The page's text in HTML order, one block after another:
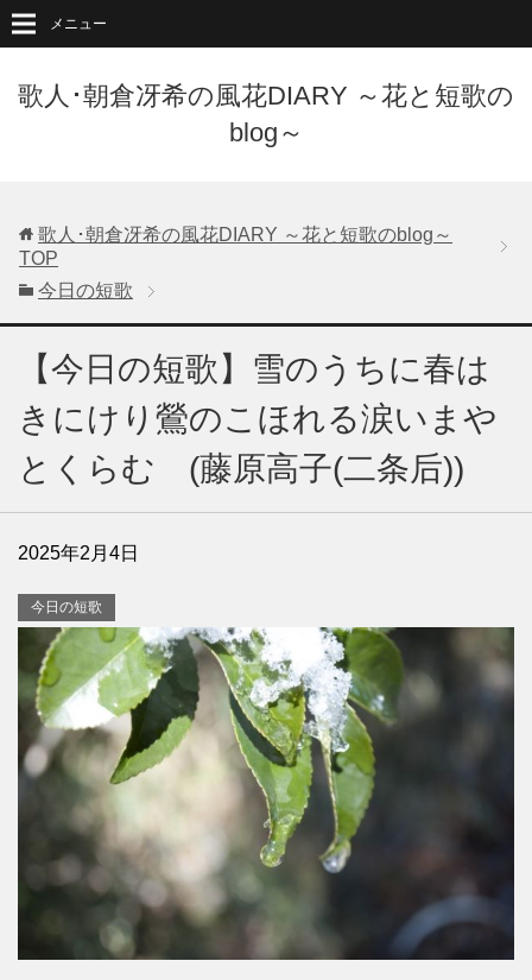
歌人･朝倉冴希の風花DIARY ～花と短歌の
blog～
メニュー
歌人･朝倉冴希の風花DIARY ～花と短歌のblog～
TOP
今日の短歌
【今日の短歌】雪のうちに春は
きにけり鶯のこほれる涙いまや
とくらむ (藤原高子(二条后))
2025年2月4日
今日の短歌